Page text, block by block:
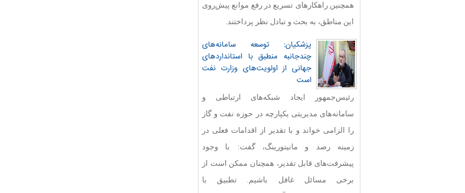
همچنین راهکارهای تسریع در رفع موانع پیش‌روی
این مناطق، به بحث و تبادل نظر پرداختند.
پزشکیان: توسعه سامانه‌های
چندجانبه منطبق با استانداردهای
جهانی از اولویت‌های وزارت نفت
است
رئیس‌جمهور ایجاد شبکه‌های ارتباطی و
سامانه‌های مدیریتی یکپارچه در حوزه نفت و گاز
را الزامی خواند و با تقدیر از اقدامات فعلی در
زمینه رصد و مانیتورینگ، گفت: با وجود
پیشرفت‌های قابل‌ تقدیر، همچنان ممکن است از
برخی مسائل غافل باشیم. تطبیق با